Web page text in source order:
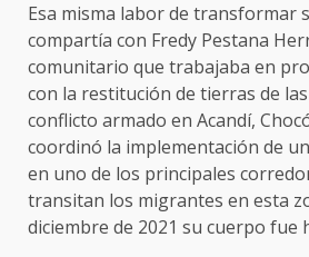
Esa misma labor de transformar
compartía con Fredy Pestana
comunitario que trabajaba en
con la restitución de tierras de
conflicto armado en Acandí,
coordinó la implementación de
en uno de los principales
transitan los migrantes en esta
diciembre de 2021 su cuerpo fue